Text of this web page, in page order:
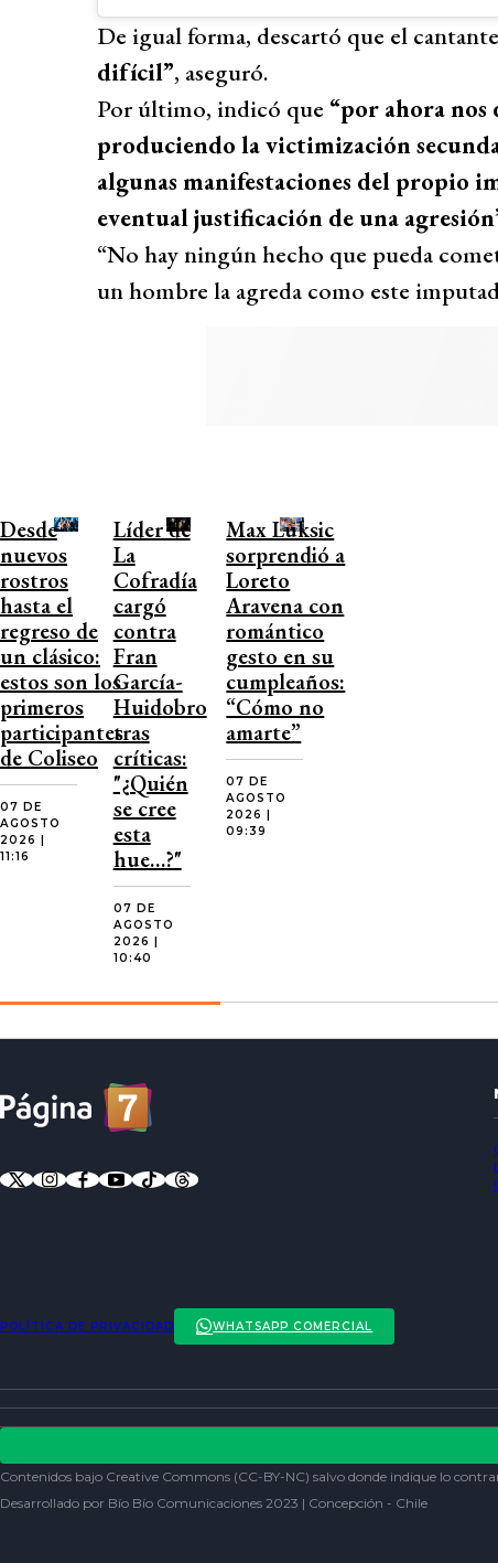
De igual forma, descartó que el
difícil”, aseguró.
Por último, indicó que “por ahora nos
produciendo la victimización
algunas manifestaciones del propio
eventual justificación de una
“No hay ningún hecho que pueda
un hombre la agreda como este
Desde
nuevos
rostros
hasta el
regreso de
un clásico:
estos son los
primeros
participantes
de Coliseo
07 DE
AGOSTO
2026 |
11:16
Líder de
La
Cofradía
cargó
contra
Fran
García-
Huidobro
tras
críticas:
"¿Quién
se cree
esta
hue…?"
07 DE
AGOSTO
2026 |
10:40
Max Luksic
sorprendió a
Loreto
Aravena con
romántico
gesto en su
cumpleaños:
“Cómo no
amarte”
07 DE
AGOSTO
2026 |
09:39
POLÍTICA DE PRIVACIDAD WHATSAPP COMERCIAL
ACTUALIDAD
REDES SOCIALES
SOCIEDAD
POLÍTICA DE PRIVACIDAD
Contenidos bajo Creative Commons (CC-BY-NC) salvo donde indique lo
Desarrollado por Bío Bío Comunicaciones 2023 | Concepción - Chile